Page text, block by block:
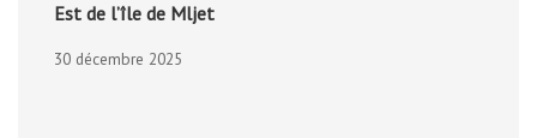
Est de l’île de Mljet
30 décembre 2025